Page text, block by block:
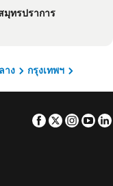
มุทรปราการ
าง
กรุงเทพฯ
Facebook
Twitter